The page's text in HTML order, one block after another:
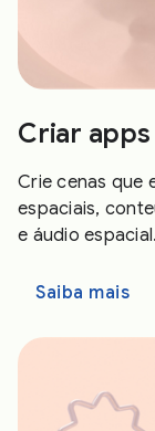
Criar
Crie cenas que
espaciais,
e áudio espacial.
Saiba mais